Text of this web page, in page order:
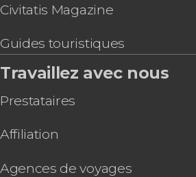
Civitatis Magazine
Guides touristiques
Travaillez avec nous
Prestataires
Affiliation
Agences de voyages